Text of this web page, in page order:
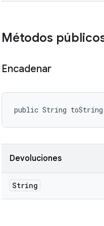
Métodos
Encadenar
public String
Devoluciones
String